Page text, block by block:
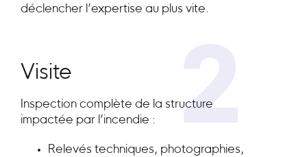
déclencher l’expertise au plus vite.
2
Visite
Inspection complète de la structure
impactée par l’incendie :
Relevés techniques, photographies,